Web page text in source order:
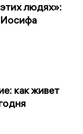
людях»:
как живет